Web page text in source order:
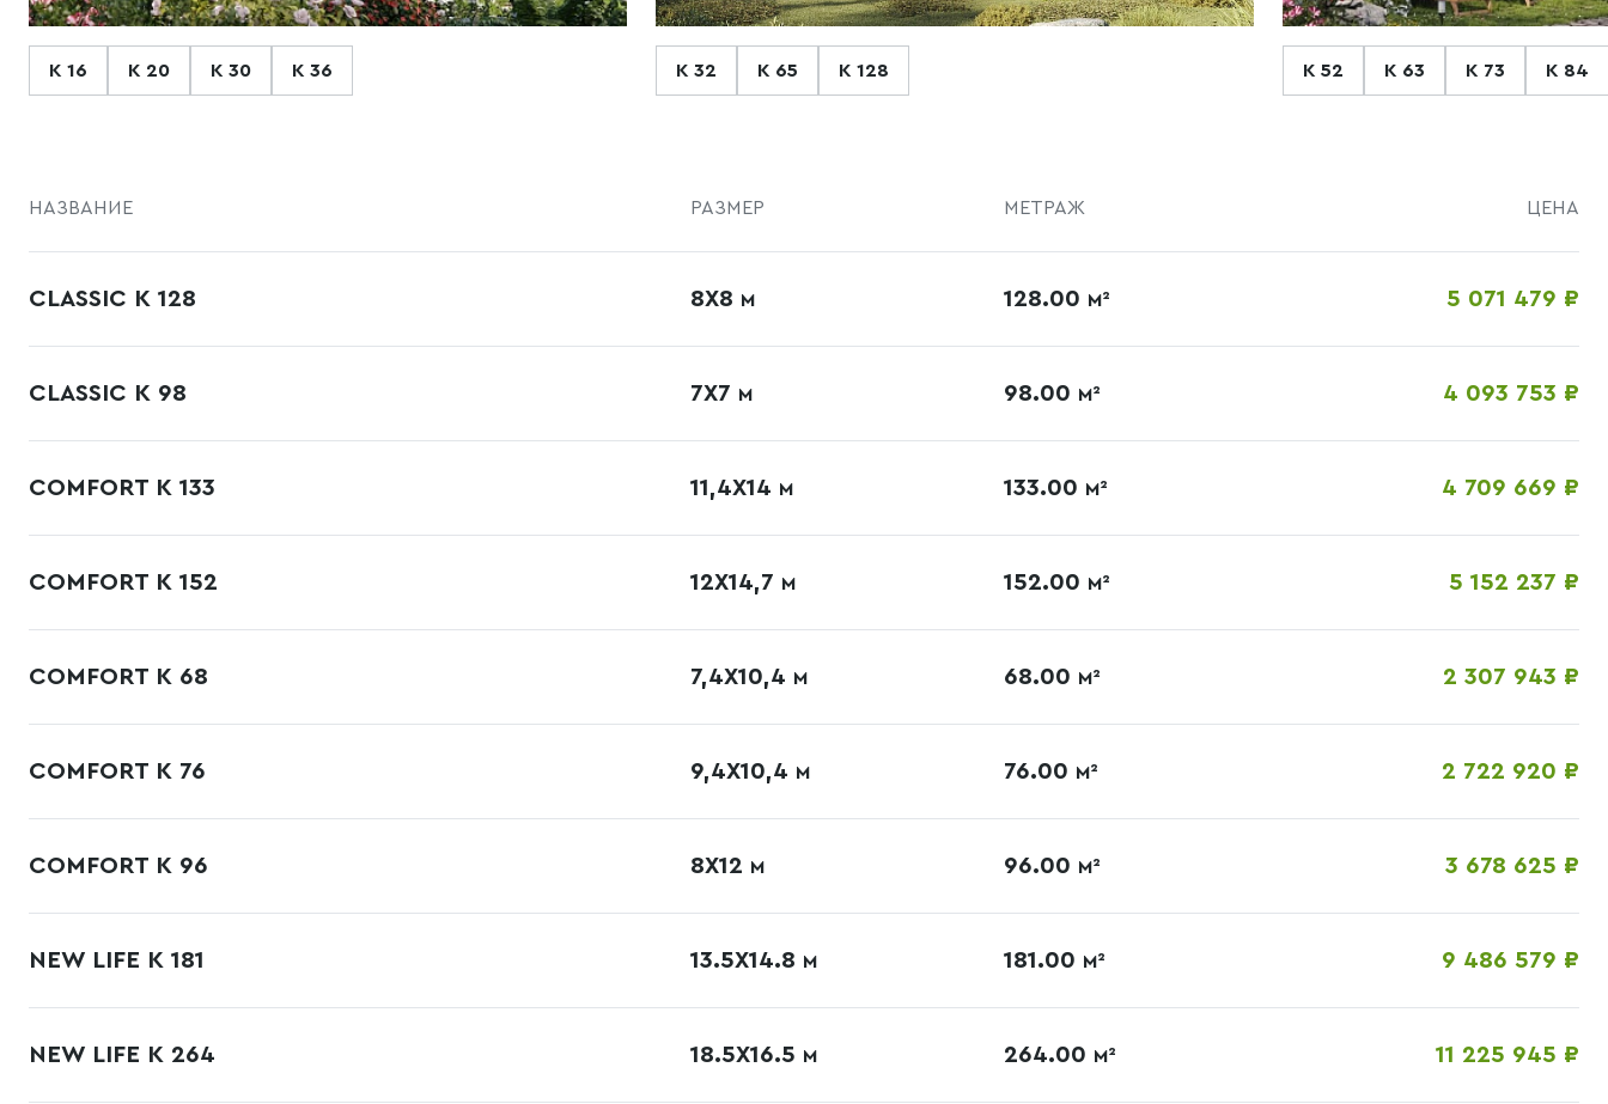
К 16 К 20 К 30 К 36 К 32 К 65 К 128 К 52 К 63 К 73 К 84
НАЗВАНИЕ РАЗМЕР МЕТРАЖ ЦЕНА
CLASSIC К 128 8Х8 М 128.00 М² 5 071 479 ₽
CLASSIC К 98 7Х7 М 98.00 М² 4 093 753 ₽
COMFORT К 133 11,4X14 М 133.00 М² 4 709 669 ₽
COMFORT К 152 12X14,7 М 152.00 М² 5 152 237 ₽
COMFORT К 68 7,4X10,4 М 68.00 М² 2 307 943 ₽
COMFORT К 76 9,4X10,4 М 76.00 М² 2 722 920 ₽
COMFORT К 96 8X12 М 96.00 М² 3 678 625 ₽
NEW LIFE К 181 13.5X14.8 М 181.00 М² 9 486 579 ₽
NEW LIFE К 264 18.5X16.5 М 264.00 М² 11 225 945 ₽